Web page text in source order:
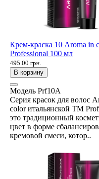
Крем-краска 10 Aroma in
Professional 100 мл
495.00 грн.
В корзину
Модель Prf10A
Серия красок для волос
color итальянской ТМ
это традиционный
цвет в форме
кремовой смеси, котор..